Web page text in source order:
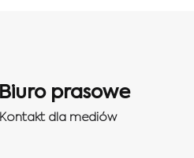
Biuro prasowe
Kontakt dla mediów